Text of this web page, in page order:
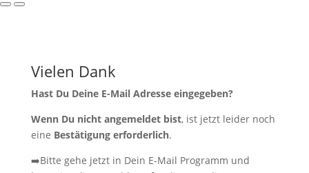
Vielen Dank
Hast Du Deine E-Mail Adresse eingegeben?
Wenn Du nicht angemeldet bist, ist jetzt leider noch
eine Bestätigung erforderlich.
➡️Bitte gehe jetzt in Dein E-Mail Programm und